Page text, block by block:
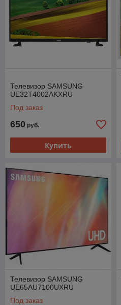
Телевизор SAMSUNG
UE32T4002AKXRU
Под заказ
650 руб.
Купить
Телевизор SAMSUNG
UE65AU7100UXRU
Под заказ